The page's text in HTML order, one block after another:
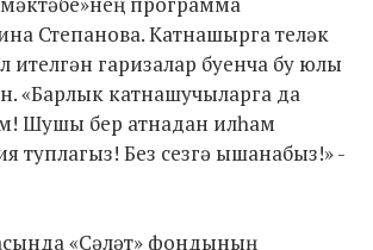
Степанова. Катнашырга теләк
ителгән гаризалар буенча бу юлы
«Барлык катнашучыларга да
Шушы бер атнадан илһам
туплагыз! Без сезгә ышанабыз!» -
«Сәләт» фондының